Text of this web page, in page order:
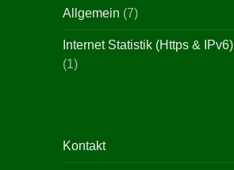
Allgemein (7)
Internet Statistik (Https & IPv6)
(1)
Kontakt